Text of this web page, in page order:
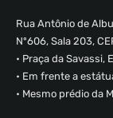
Rua Antônio de
Nº606, Sala 203,
• Praça da Savassi,
• Em frente a
• Mesmo prédio da